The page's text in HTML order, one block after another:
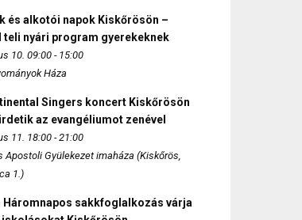
és alkotói napok Kiskőrösön –
teli nyári program gyerekeknek
10. 09:00 - 15:00
Háza
Singers koncert Kiskőrösön
az evangéliumot zenével
11. 18:00 - 21:00
Apostoli Gyülekezet imaháza (Kiskőrös,
1.)
Háromnapos sakkfoglalkozás várja